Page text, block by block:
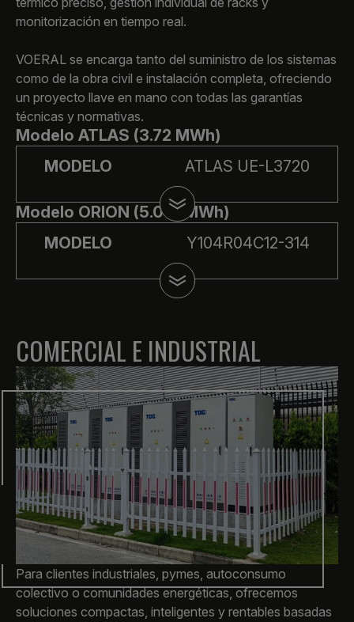
monitorización en tiempo real.
VOERAL se encarga tanto del suministro de los sistemas
como de la obra civil e instalación completa, ofreciendo
un proyecto llave en mano con todas las garantías
técnicas y normativas.
Modelo ATLAS (3.72 MWh)
MODELO
ATLAS UE-L3720
Modelo ORION (5.015 MWh)
MODELO
Y104R04C12-314
COMERCIAL E INDUSTRIAL
Para clientes industriales, pymes, autoconsumo
colectivo o comunidades energéticas, ofrecemos
soluciones compactas, inteligentes y rentables basadas